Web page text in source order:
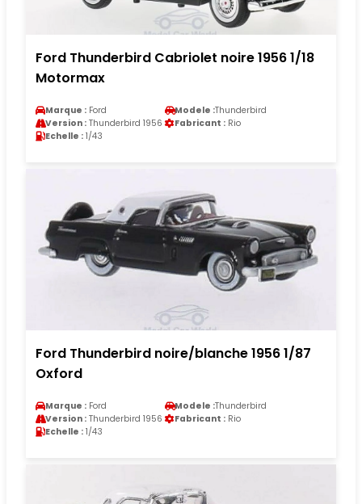
Ford Thunderbird Cabriolet noire 1956 1/18
Motormax
Marque : Ford Modele :Thunderbird
Version : Thunderbird 1956 Fabricant : Rio
Echelle : 1/43
Ford Thunderbird noire/blanche 1956 1/87
Oxford
Marque : Ford Modele :Thunderbird
Version : Thunderbird 1956 Fabricant : Rio
Echelle : 1/43